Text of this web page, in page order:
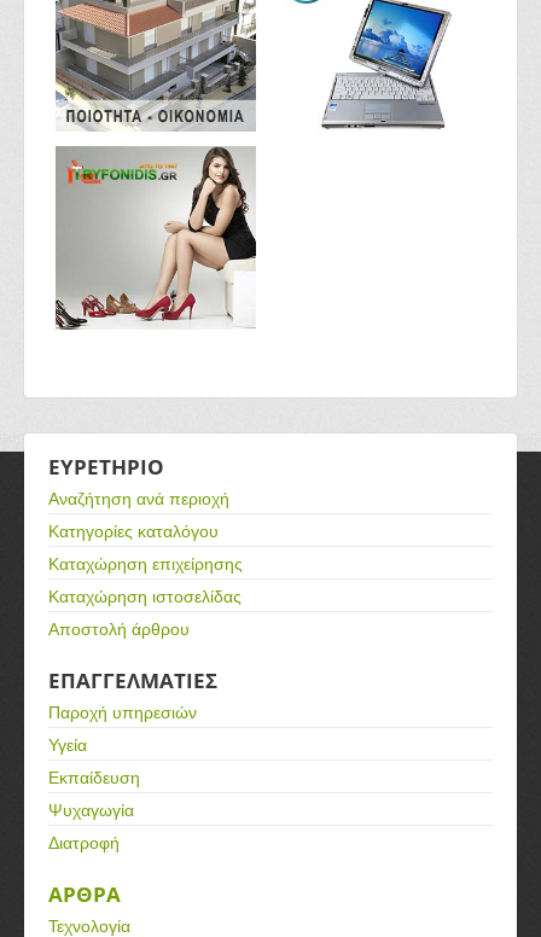
ΕΥΡΕΤΗΡΙΟ
Αναζήτηση ανά περιοχή
Κατηγορίες καταλόγου
Καταχώρηση επιχείρησης
Καταχώρηση ιστοσελίδας
Αποστολή άρθρου
ΕΠΑΓΓΕΛΜΑΤΙΕΣ
Παροχή υπηρεσιών
Υγεία
Εκπαίδευση
Ψυχαγωγία
Διατροφή
ΑΡΘΡΑ
Τεχνολογία